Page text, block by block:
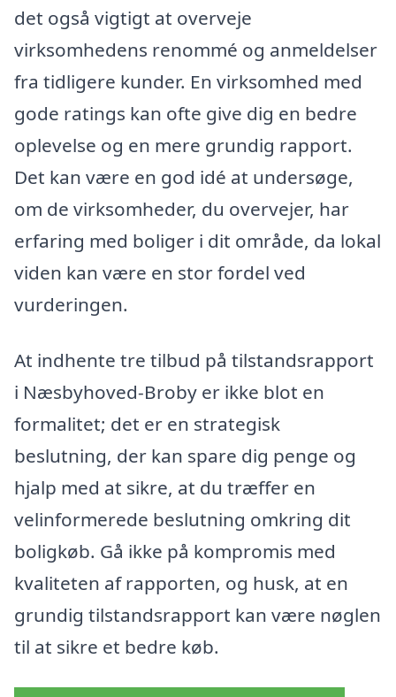
det også vigtigt at overveje
virksomhedens renommé og anmeldelser
fra tidligere kunder. En virksomhed med
gode ratings kan ofte give dig en bedre
oplevelse og en mere grundig rapport.
Det kan være en god idé at undersøge,
om de virksomheder, du overvejer, har
erfaring med boliger i dit område, da lokal
viden kan være en stor fordel ved
vurderingen.
At indhente tre tilbud på tilstandsrapport
i Næsbyhoved-Broby er ikke blot en
formalitet; det er en strategisk
beslutning, der kan spare dig penge og
hjalp med at sikre, at du træffer en
velinformerede beslutning omkring dit
boligkøb. Gå ikke på kompromis med
kvaliteten af rapporten, og husk, at en
grundig tilstandsrapport kan være nøglen
til at sikre et bedre køb.